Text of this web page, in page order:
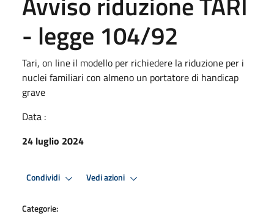
- legge 104/92
Tari, on line il modello per richiedere la riduzione per i
nuclei familiari con almeno un portatore di handicap
grave
Data :
24 luglio 2024
Condividi Vedi azioni
Categorie: